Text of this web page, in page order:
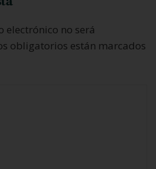
electrónico no será
obligatorios están marcados